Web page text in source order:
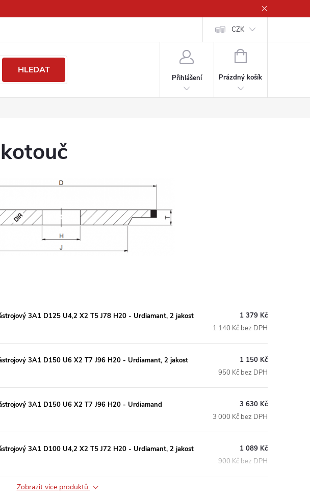
osobních údajů CZK
HLEDAT
Přihlášení
NÁKUPNÍ
Prázdný košík
3A1 D125 U4,2 X2 T5 J78 H20 - Urdiamant, 2 jakost
1 379 Kč
1 140 Kč bez DPH
3A1 D150 U6 X2 T7 J96 H20 - Urdiamant, 2 jakost
1 150 Kč
950 Kč bez DPH
3A1 D150 U6 X2 T7 J96 H20 - Urdiamand
3 630 Kč
3 000 Kč bez DPH
3A1 D100 U4,2 X2 T5 J72 H20 - Urdiamant, 2 jakost
1 089 Kč
900 Kč bez DPH
Zobrazit více produktů